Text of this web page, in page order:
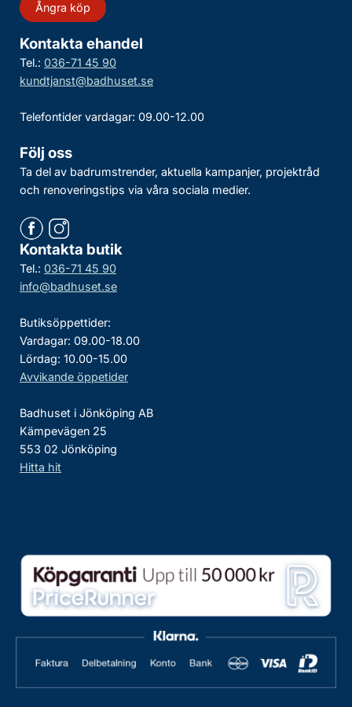
Ångra köp
Kontakta ehandel
Tel.: 036-71 45 90
kundtjanst@badhuset.se
Telefontider vardagar: 09.00-12.00
Följ oss
Ta del av badrumstrender, aktuella kampanjer, projektråd
och renoveringstips via våra sociala medier.
Kontakta butik
Tel.: 036-71 45 90
info@badhuset.se
Butiksöppettider:
Vardagar: 09.00-18.00
Lördag: 10.00-15.00
Avvikande öppetider
Badhuset i Jönköping AB
Kämpevägen 25
553 02 Jönköping
Hitta hit